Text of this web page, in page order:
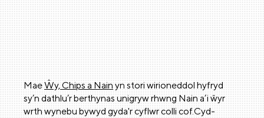
MaeŴy, Chips a Nainyn stori wirioneddol hyfryd
sy’n dathlu’r berthynas unigryw rhwng Nain a’i ŵyr
wrth wynebu bywyd gyda'r cyflwr colli cof.Cyd-